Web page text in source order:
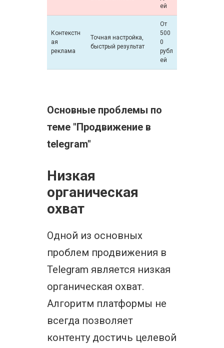
ей
Контекстн
ая
реклама
Точная настройка,
быстрый результат
От
500
0
рубл
ей
Основные проблемы по
теме "Продвижение в
telegram"
Низкая
органическая
охват
Одной из основных
проблем продвижения в
Telegram является низкая
органическая охват.
Алгоритм платформы не
всегда позволяет
контенту достичь целевой